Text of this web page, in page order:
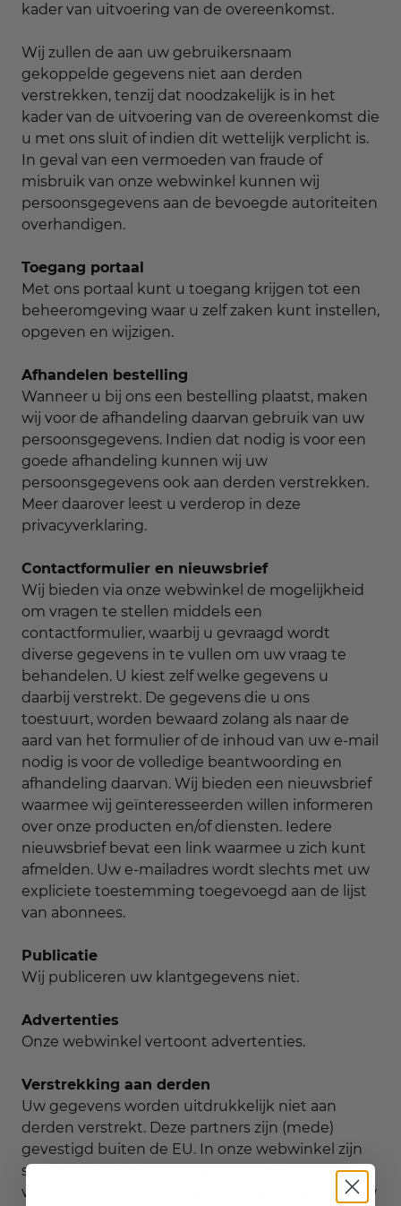
kader van uitvoering van de overeenkomst.
Wij zullen de aan uw gebruikersnaam
gekoppelde gegevens niet aan derden
verstrekken, tenzij dat noodzakelijk is in het
kader van de uitvoering van de overeenkomst die
u met ons sluit of indien dit wettelijk verplicht is.
In geval van een vermoeden van fraude of
misbruik van onze webwinkel kunnen wij
persoonsgegevens aan de bevoegde autoriteiten
overhandigen.
Toegang portaal
Met ons portaal kunt u toegang krijgen tot een
beheeromgeving waar u zelf zaken kunt instellen,
opgeven en wijzigen.
Afhandelen bestelling
Wanneer u bij ons een bestelling plaatst, maken
wij voor de afhandeling daarvan gebruik van uw
persoonsgegevens. Indien dat nodig is voor een
goede afhandeling kunnen wij uw
persoonsgegevens ook aan derden verstrekken.
Meer daarover leest u verderop in deze
privacyverklaring.
Contactformulier en nieuwsbrief
Wij bieden via onze webwinkel de mogelijkheid
om vragen te stellen middels een
contactformulier, waarbij u gevraagd wordt
diverse gegevens in te vullen om uw vraag te
behandelen. U kiest zelf welke gegevens u
daarbij verstrekt. De gegevens die u ons
toestuurt, worden bewaard zolang als naar de
aard van het formulier of de inhoud van uw e-mail
nodig is voor de volledige beantwoording en
afhandeling daarvan. Wij bieden een nieuwsbrief
waarmee wij geïnteresseerden willen informeren
over onze producten en/of diensten. Iedere
nieuwsbrief bevat een link waarmee u zich kunt
afmelden. Uw e-mailadres wordt slechts met uw
expliciete toestemming toegevoegd aan de lijst
van abonnees.
Publicatie
Wij publiceren uw klantgegevens niet.
Advertenties
Onze webwinkel vertoont advertenties.
Verstrekking aan derden
Uw gegevens worden uitdrukkelijk niet aan
derden verstrekt. Deze partners zijn (mede)
gevestigd buiten de EU. In onze webwinkel zijn
social media buttons opgenomen. Hiermee
verzamelen de beheerders van deze diensten uw